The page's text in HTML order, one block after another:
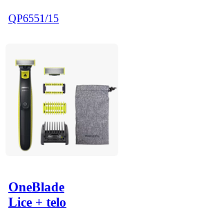
QP6551/15
OneBlade
Lice + telo